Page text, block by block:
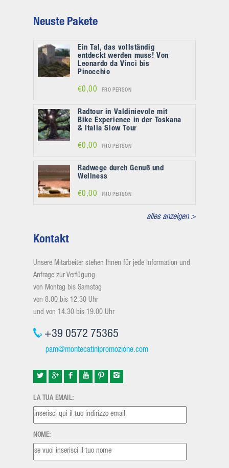
Neuste Pakete
Ein Tal, das vollständig
entdeckt werden muss! Von
Leonardo da Vinci bis
Pinocchio
€0,00 PRO PERSON
Radtour in Valdinievole mit
Bike Experience in der Toskana
& Italia Slow Tour
€0,00 PRO PERSON
Radwege durch Genuß und
Wellness
€0,00 PRO PERSON
alles anzeigen >
Kontakt
Unsere Mitarbeiter stehen Ihnen für jede Information und
Anfrage zur Verfügung
von Montag bis Samstag
von 8.00 bis 12.30 Uhr
und von 14.30 bis 19.00 Uhr
+39 0572 75365
pam@montecatinipromozione.com
LA TUA EMAIL:
NOME: